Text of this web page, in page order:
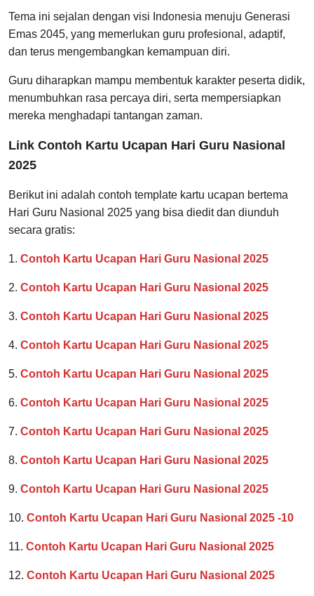
Tema ini sejalan dengan visi Indonesia menuju Generasi
Emas 2045, yang memerlukan guru profesional, adaptif,
dan terus mengembangkan kemampuan diri.
Guru diharapkan mampu membentuk karakter peserta didik,
menumbuhkan rasa percaya diri, serta mempersiapkan
mereka menghadapi tantangan zaman.
Link Contoh Kartu Ucapan Hari Guru Nasional
2025
Berikut ini adalah contoh template kartu ucapan bertema
Hari Guru Nasional 2025 yang bisa diedit dan diunduh
secara gratis:
1. Contoh Kartu Ucapan Hari Guru Nasional 2025
2. Contoh Kartu Ucapan Hari Guru Nasional 2025
3. Contoh Kartu Ucapan Hari Guru Nasional 2025
4. Contoh Kartu Ucapan Hari Guru Nasional 2025
5. Contoh Kartu Ucapan Hari Guru Nasional 2025
6. Contoh Kartu Ucapan Hari Guru Nasional 2025
7. Contoh Kartu Ucapan Hari Guru Nasional 2025
8. Contoh Kartu Ucapan Hari Guru Nasional 2025
9. Contoh Kartu Ucapan Hari Guru Nasional 2025
10. Contoh Kartu Ucapan Hari Guru Nasional 2025 -10
11. Contoh Kartu Ucapan Hari Guru Nasional 2025
12. Contoh Kartu Ucapan Hari Guru Nasional 2025